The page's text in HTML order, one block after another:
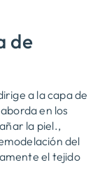
de
a la capa de
en los
la piel.,
del
el tejido